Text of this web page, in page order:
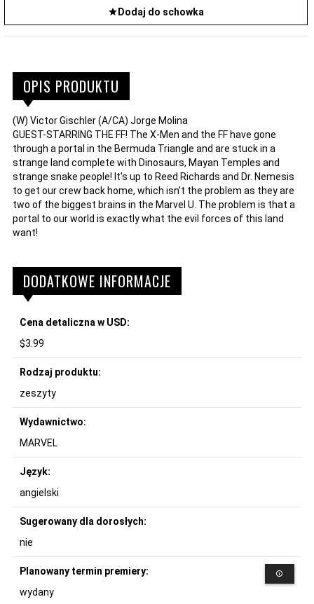
Dodaj do schowka
OPIS PRODUKTU
(W) Victor Gischler (A/CA) Jorge Molina
GUEST-STARRING THE FF! The X-Men and the FF have gone
through a portal in the Bermuda Triangle and are stuck in a
strange land complete with Dinosaurs, Mayan Temples and
strange snake people! It's up to Reed Richards and Dr. Nemesis
to get our crew back home, which isn't the problem as they are
two of the biggest brains in the Marvel U. The problem is that a
portal to our world is exactly what the evil forces of this land
want!
DODATKOWE INFORMACJE
Cena detaliczna w USD:
$3.99
Rodzaj produktu:
zeszyty
Wydawnictwo:
MARVEL
Język:
angielski
Sugerowany dla dorosłych:
nie
Planowany termin premiery:
wydany